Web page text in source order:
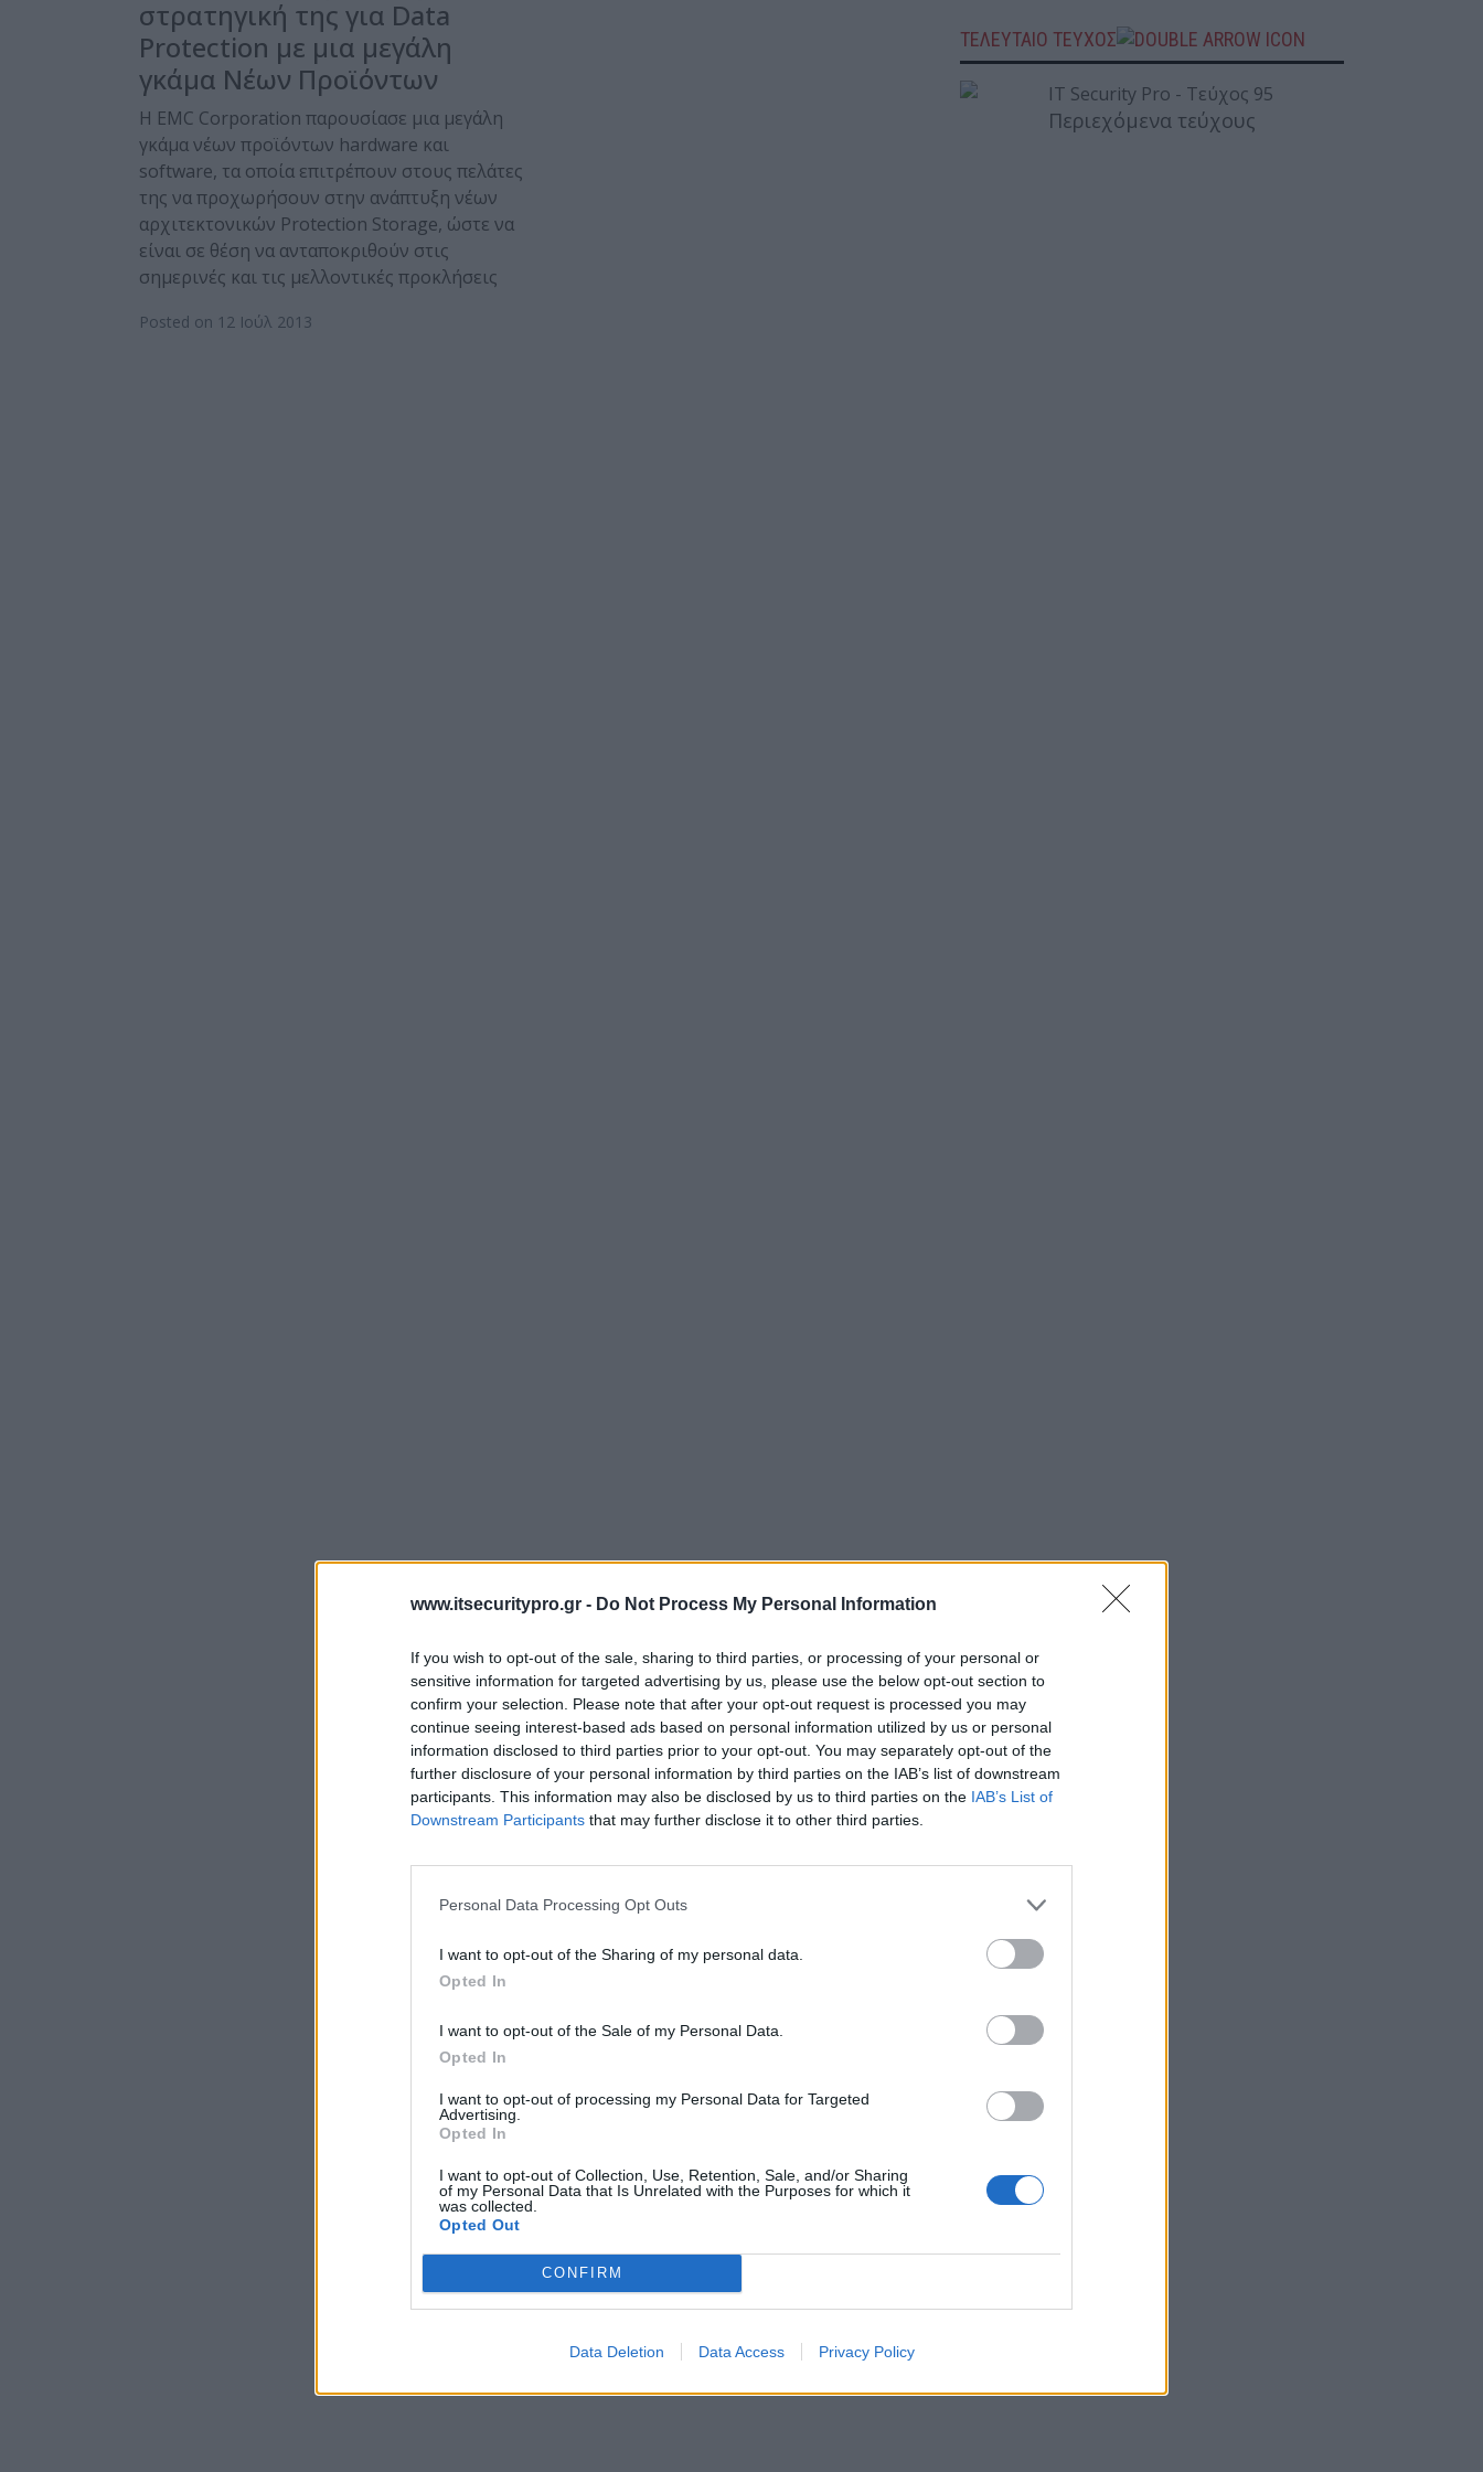
www.itsecuritypro.gr - Do Not Process My Personal Information
If you wish to opt-out of the sale, sharing to third parties, or processing of your personal or
sensitive information for targeted advertising by us, please use the below opt-out section to
confirm your selection. Please note that after your opt-out request is processed you may
continue seeing interest-based ads based on personal information utilized by us or personal
information disclosed to third parties prior to your opt-out. You may separately opt-out of the
further disclosure of your personal information by third parties on the IAB’s list of downstream
participants. This information may also be disclosed by us to third parties on the IAB’s List of
Downstream Participants that may further disclose it to other third parties.
Personal Data Processing Opt Outs
I want to opt-out of the Sharing of my personal data.
Opted In
I want to opt-out of the Sale of my Personal Data.
Opted In
I want to opt-out of processing my Personal Data for Targeted
Advertising.
Opted In
I want to opt-out of Collection, Use, Retention, Sale, and/or Sharing
of my Personal Data that Is Unrelated with the Purposes for which it
was collected.
Opted Out
CONFIRM
Data Deletion Data Access Privacy Policy
στρατηγική της για Data
Protection με μια μεγάλη
γκάμα Νέων Προϊόντων
Η EMC Corporation παρουσίασε μια μεγάλη
γκάμα νέων προϊόντων hardware και
software, τα οποία επιτρέπουν στους πελάτες
της να προχωρήσουν στην ανάπτυξη νέων
αρχιτεκτονικών Protection Storage, ώστε να
είναι σε θέση να ανταποκριθούν στις
σημερινές και τις μελλοντικές προκλήσεις
Posted on 12 Ιούλ 2013
ΤΕΛΕΥΤΑΙΟ ΤΕΥΧΟΣ
Περιεχόμενα τεύχους